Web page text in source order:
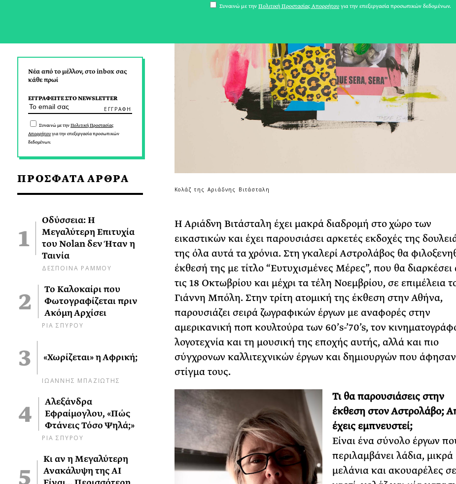
Νέα από το μέλλον, στο inbox σας
κάθε πρωί
ΕΓΓΡΑΦΕΙΤΕ ΣΤΟ NEWSLETTER
Συναινώ με τηνΠολιτική Προστασίας
Απορρήτουγια την επεξεργασία προσωπικών
δεδομένων.
ΠΡΟΣΦΑΤΑ ΑΡΘΡΑ
Οδύσσεια: Η
Μεγαλύτερη Επιτυχία
του Nolan δεν Ήταν η
Ταινία
ΔΕΣΠΟΙΝΑ ΡΑΜΜΟΥ
Το Καλοκαίρι που
Φωτογραφίζεται πριν
Ακόμη Αρχίσει
ΡΙΑ ΣΠΥΡΟΥ
«Χωρίζεται» η Αφρική;
ΙΩΑΝΝΗΣ ΜΠΑΖΙΩΤΗΣ
Αλεξάνδρα
Εφραίμογλου, «Πώς
Φτάνεις Τόσο Ψηλά;»
ΡΙΑ ΣΠΥΡΟΥ
Κι αν η Μεγαλύτερη
Ανακάλυψη της AI
Κολάζ της Αριάδνης Βιτάσταλη
Η Αριάδνη Βιτάσταλη έχει μακρά διαδρομή στο χώρο των
εικαστικών και έχει παρουσιάσει αρκετές εκδοχές της
της όλα αυτά τα χρόνια. Στη γκαλερί Αστρολάβος θα
έκθεσή της με τίτλο “Ευτυχισμένες Μέρες”, που θα
τις 18 Οκτωβρίου και μέχρι τα τέλη Νοεμβρίου, σε επιμέλεια
Γιάννη Μπόλη. Στην τρίτη ατομική της έκθεση στην Αθήνα,
παρουσιάζει σειρά ζωγραφικών έργων με αναφορές στην
αμερικανική ποπ κουλτούρα των 60’s-’70’s, τον
λογοτεχνία και τη μουσική της εποχής αυτής, αλλά και πιο
σύγχρονων καλλιτεχνικών έργων και δημιουργών που
στίγμα τους.
Τι θα παρουσιάσεις στην
έκθεση στον Αστρολάβο;
έχεις εμπνευστεί;
Είναι ένα σύνολο έργων
περιλαμβάνει λάδια, μικρά
μελάνια και ακουαρέλες σε
31 ΙΟΥΛΙΟΥ 2026
Ακόμη Αρχίσει
ΡΙΑ ΣΠΥΡΟΥ
Συναινώ με την Πολιτική Προστασίας Απορρήτου για την επεξεργασία προσωπικών δεδομένων.